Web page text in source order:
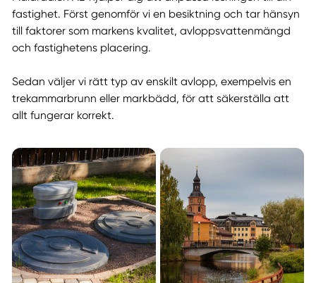
fastighet. Först genomför vi en besiktning och tar hänsyn
till faktorer som markens kvalitet, avloppsvattenmängd
och fastighetens placering.
Sedan väljer vi rätt typ av enskilt avlopp, exempelvis en
trekammarbrunn eller markbädd, för att säkerställa att
allt fungerar korrekt.